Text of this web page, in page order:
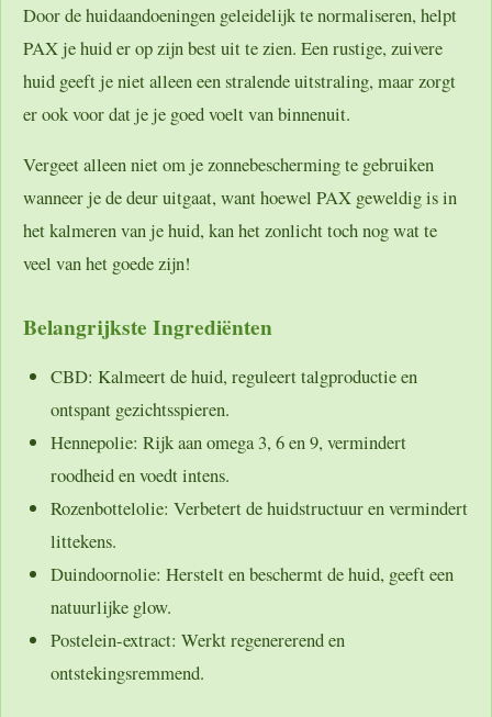
Door de huidaandoeningen geleidelijk te normaliseren, helpt
PAX je huid er op zijn best uit te zien. Een rustige, zuivere
huid geeft je niet alleen een stralende uitstraling, maar zorgt
er ook voor dat je je goed voelt van binnenuit.
Vergeet alleen niet om je zonnebescherming te gebruiken
wanneer je de deur uitgaat, want hoewel PAX geweldig is in
het kalmeren van je huid, kan het zonlicht toch nog wat te
veel van het goede zijn!
Belangrijkste Ingrediënten
CBD: Kalmeert de huid, reguleert talgproductie en
ontspant gezichtsspieren.
Hennepolie: Rijk aan omega 3, 6 en 9, vermindert
roodheid en voedt intens.
Rozenbottelolie: Verbetert de huidstructuur en vermindert
littekens.
Duindoornolie: Herstelt en beschermt de huid, geeft een
natuurlijke glow.
Postelein-extract: Werkt regenererend en
ontstekingsremmend.